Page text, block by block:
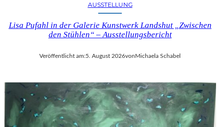
R
I
H
S
C
H
A
S
F
S
–
F
I
L
AUSSTELLUNG
Lisa Pufahl in der Galerie Kunstwerk Landshut „Zwischen
den Stühlen“ – Ausstellungsbericht
Veröffentlicht am:5. August 2026von Michaela Schabel